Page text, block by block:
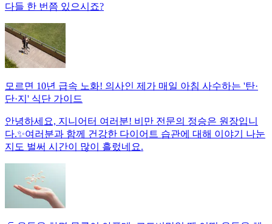
다들 한 번쯤 있으시죠?
모르면 10년 급속 노화! 의사인 제가 매일 아침 사수하는 '탄·
단·지' 식단 가이드
안녕하세요, 지니어터 여러분! 비만 전문의 정승은 원장입니
다.✨여러분과 함께 건강한 다이어트 습관에 대해 이야기 나눈
지도 벌써 시간이 많이 흘렀네요.